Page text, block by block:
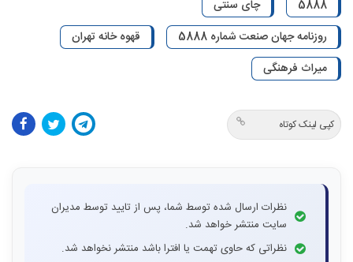
5888
چای سنتی
روزنامه جهان صنعت شماره 5888
قهوه خانه تهران
میراث فرهنگی
کپی لینک کوتاه
نظرات ارسال شده توسط شما، پس از تایید توسط مدیران
سایت منتشر خواهد شد.
نظراتی که حاوی تهمت یا افترا باشد منتشر نخواهد شد.